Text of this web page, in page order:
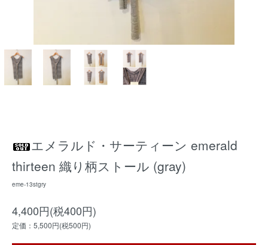
エメラルド・サーティーン emerald
thirteen 織り柄ストール (gray)
eme-13stgry
4,400円(税400円)
定価：5,500円(税500円)